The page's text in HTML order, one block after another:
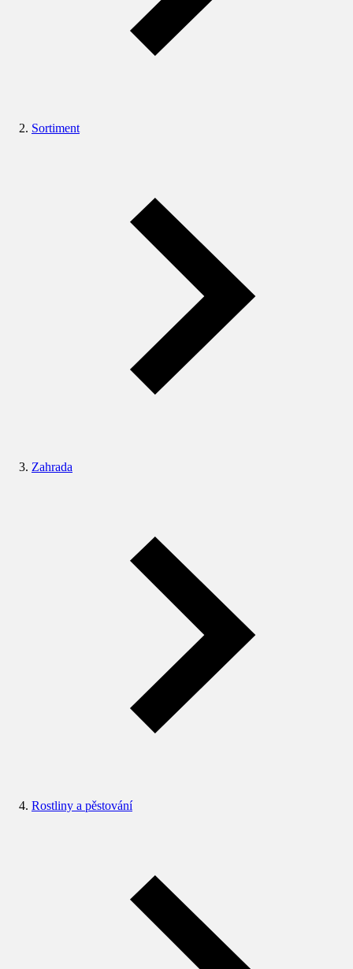
Sortiment
Zahrada
Rostliny a pěstování